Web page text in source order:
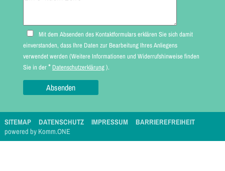
Mit dem Absenden des Kontaktformulars erklären Sie sich damit
einverstanden, dass Ihre Daten zur Bearbeitung Ihres Anliegens
verwendet werden (Weitere Informationen und Widerrufshinweise finden
Sie in der* Datenschutzerklärung).
SITEMAP DATENSCHUTZ IMPRESSUM
BARRIEREFREIHEIT
powered by Komm.ONE